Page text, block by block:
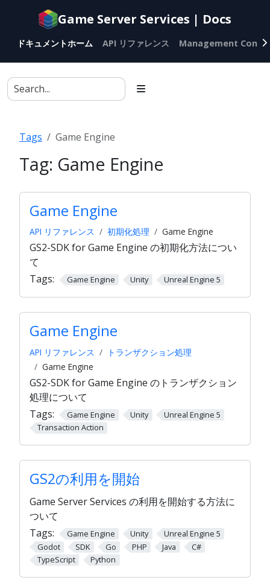
Documentation
agents
Game Server Services | Docs
ドキュメントホーム API リファレンス Management
Tags Game Engine
Tag: Game Engine
Game Engine
API リファレンス 初期化処理 Game Engine
GS2-SDK for Game Engine の初期化方法につい
て
Tags:
Game Engine Unity Unreal Engine 5
Game Engine
API リファレンス
トランザクション処理
Game Engine
GS2-SDK for Game Engine のトランザクション
処理について
Tags:
Game Engine Unity
Unreal Engine 5
Transaction Action
GS2の利用を開始
Game Server Services の利用を開始する方法に
ついて
Tags:
Game Engine Unity
Unreal Engine 5
Godot
SDK Go PHP Java
C#
TypeScript
Python